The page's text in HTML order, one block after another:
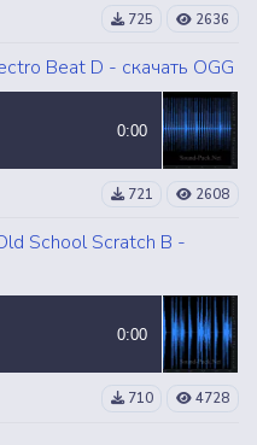
725 2636
Beat D - скачать OGG
0:00
721 2608
School Scratch B -
0:00
710 4728